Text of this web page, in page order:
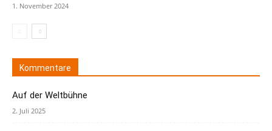
1. November 2024
Kommentare
Auf der Weltbühne
2. Juli 2025